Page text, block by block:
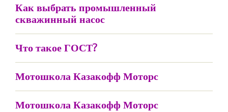
Как выбрать промышленный
скважинный насос
Что такое ГОСТ?
Мотошкола Казакофф Моторс
Мотошкола Казакофф Моторс